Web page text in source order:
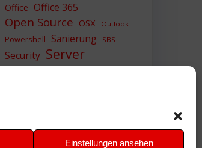
Einstellungen ansehen
Office Office 365
Open Source OSX Outlook
Powershell Sanierung SBS
Security Server
Sicherheit SIEM
VMWare VPN WAZUH